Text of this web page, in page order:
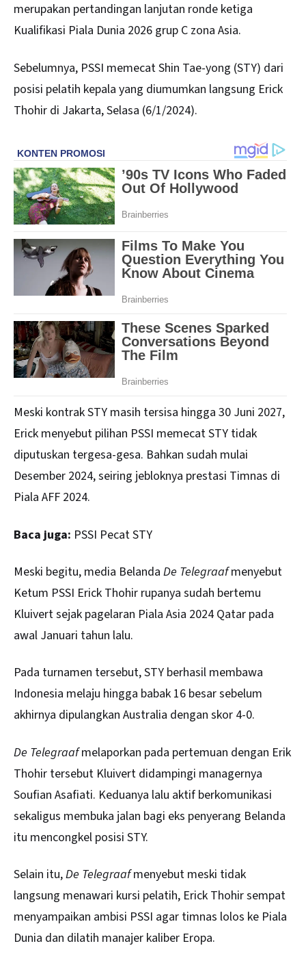
merupakan pertandingan lanjutan ronde ketiga
Kualifikasi Piala Dunia 2026 grup C zona Asia.
Sebelumnya, PSSI memecat Shin Tae-yong (STY) dari
posisi pelatih kepala yang diumumkan langsung Erick
Thohir di Jakarta, Selasa (6/1/2024).
Meski kontrak STY masih tersisa hingga 30 Juni 2027,
Erick menyebut pilihan PSSI memecat STY tidak
diputuskan tergesa-gesa. Bahkan sudah mulai
Desember 2024, seiring jebloknya prestasi Timnas di
Piala AFF 2024.
Baca juga: PSSI Pecat STY
Meski begitu, media Belanda De Telegraafmenyebut
Ketum PSSI Erick Thohir rupanya sudah bertemu
Kluivert sejak pagelaran Piala Asia 2024 Qatar pada
awal Januari tahun lalu.
Pada turnamen tersebut, STY berhasil membawa
Indonesia melaju hingga babak 16 besar sebelum
akhirnya dipulangkan Australia dengan skor 4-0.
De Telegraafmelaporkan pada pertemuan dengan Erik
Thohir tersebut Kluivert didampingi managernya
Soufian Asafiati. Keduanya lalu aktif berkomunikasi
sekaligus membuka jalan bagi eks penyerang Belanda
itu mencongkel posisi STY.
Selain itu,De Telegraafmenyebut meski tidak
langsung menawari kursi pelatih, Erick Thohir sempat
menyampaikan ambisi PSSI agar timnas lolos ke Piala
Dunia dan dilatih manajer kaliber Eropa.